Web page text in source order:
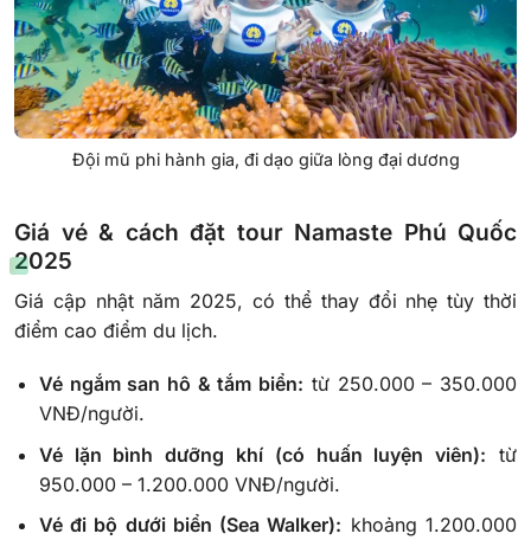
Đội mũ phi hành gia, đi dạo giữa lòng đại dương
Giá vé & cách đặt tour Namaste Phú Quốc
2025
Giá cập nhật năm 2025, có thể thay đổi nhẹ tùy thời
điểm cao điểm du lịch.
Vé ngắm san hô & tắm biển: từ 250.000 – 350.000
VNĐ/người.
Vé lặn bình dưỡng khí (có huấn luyện viên): từ
950.000 – 1.200.000 VNĐ/người.
Vé đi bộ dưới biển (Sea Walker): khoảng 1.200.000